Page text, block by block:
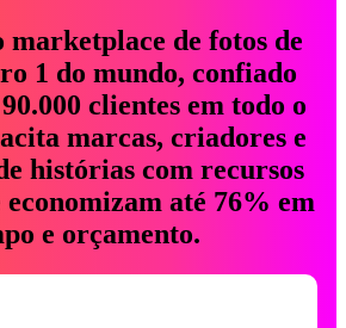
marketplace de fotos de
1 do mundo, confiado
clientes em todo o
marcas, criadores e
histórias com recursos
até 76% em
e orçamento.